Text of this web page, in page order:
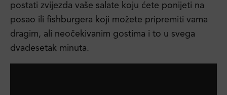
postati zvijezda vaše salate koju ćete ponijeti na
posao ili fishburgera koji možete pripremiti vama
dragim, ali neočekivanim gostima i to u svega
dvadesetak minuta.